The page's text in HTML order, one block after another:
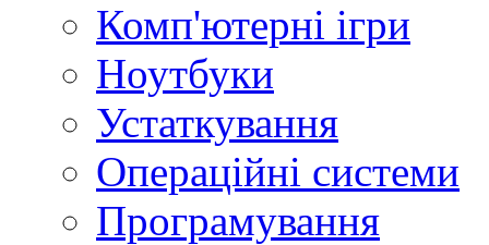
Комп'ютерні ігри
Ноутбуки
Устаткування
Операційні системи
Програмування